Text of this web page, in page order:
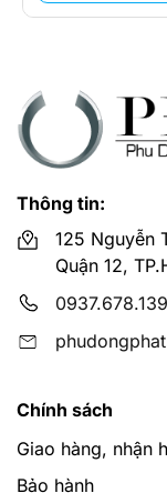
Thông tin:
125 Nguyễn
Quận 12,
0937.678.139
Chính sách
Giao hàng, nhận
Bảo hành